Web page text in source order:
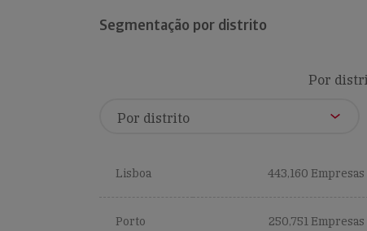
Segmentação por distrito
Por
Lisboa 443,160 Empresas
Porto 250,751 Empresas